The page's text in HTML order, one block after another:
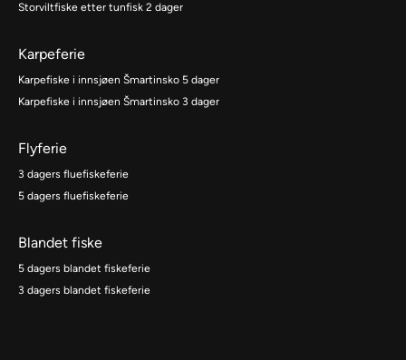
Storviltfiske etter tunfisk 2 dager
Karpeferie
Karpefiske i innsjøen Šmartinsko 5 dager
Karpefiske i innsjøen Šmartinsko 3 dager
Flyferie
3 dagers fluefiskeferie
5 dagers fluefiskeferie
Blandet fiske
5 dagers blandet fiskeferie
3 dagers blandet fiskeferie